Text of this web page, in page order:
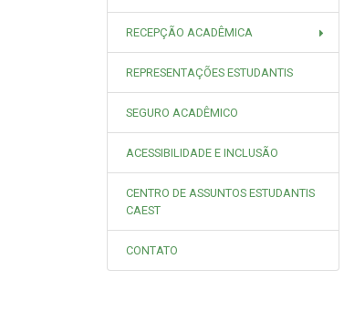
RECEPÇÃO ACADÊMICA
REPRESENTAÇÕES ESTUDANTIS
SEGURO ACADÊMICO
ACESSIBILIDADE E INCLUSÃO
CENTRO DE ASSUNTOS ESTUDANTIS
CAEST
CONTATO